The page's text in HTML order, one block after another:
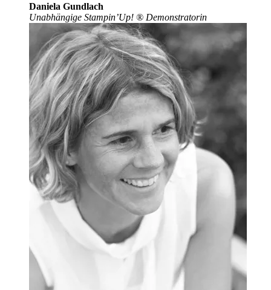
Daniela Gundlach
Unabhängige Stampin’Up! ® Demonstratorin